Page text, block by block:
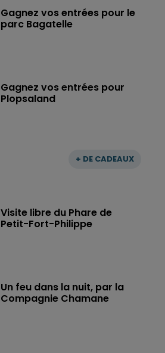
+ DE CADEAUX
Gagnez vos entrées pour le
parc Bagatelle
Gagnez vos entrées pour
Plopsaland
Visite libre du Phare de
Petit-Fort-Philippe
Un feu dans la nuit, par la
Compagnie Chamane